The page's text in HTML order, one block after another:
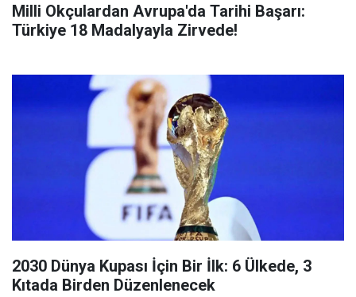
Milli Okçulardan Avrupa'da Tarihi Başarı:
Türkiye 18 Madalyayla Zirvede!
2030 Dünya Kupası İçin Bir İlk: 6 Ülkede, 3
Kıtada Birden Düzenlenecek